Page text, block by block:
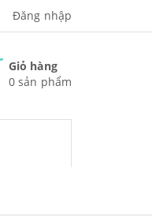
Đăng nhập
Giỏ hàng
0 sản phẩm